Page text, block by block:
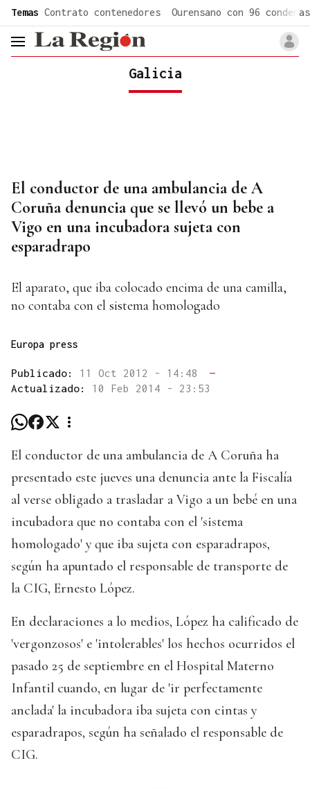
Temas Contrato contenedores Ourensano con 96 condenas
header.menu.open
Galicia
El conductor de una ambulancia de A
Coruña denuncia que se llevó un bebe a
Vigo en una incubadora sujeta con
esparadrapo
El aparato, que iba colocado encima de una camilla,
no contaba con el sistema homologado
Europa press
Publicado: 11 Oct 2012 - 14:48
—
Actualizado: 10 Feb 2014 - 23:53
El conductor de una ambulancia de A Coruña ha
presentado este jueves una denuncia ante la Fiscalía
al verse obligado a trasladar a Vigo a un bebé en una
incubadora que no contaba con el 'sistema
homologado' y que iba sujeta con esparadrapos,
según ha apuntado el responsable de transporte de
la CIG, Ernesto López.
En declaraciones a lo medios, López ha calificado de
'vergonzosos' e 'intolerables' los hechos ocurridos el
pasado 25 de septiembre en el Hospital Materno
Infantil cuando, en lugar de 'ir perfectamente
anclada' la incubadora iba sujeta con cintas y
esparadrapos, según ha señalado el responsable de
CIG.